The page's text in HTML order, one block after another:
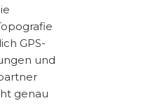
GPS-
und
genau